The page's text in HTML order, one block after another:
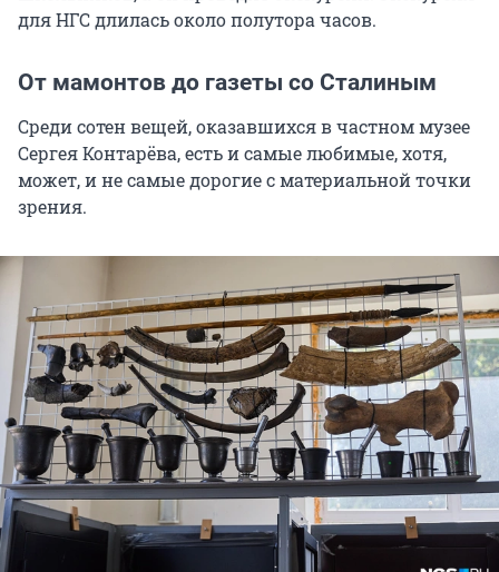
для НГС длилась около полутора часов.
От мамонтов до газеты со Сталиным
Среди сотен вещей, оказавшихся в частном музее
Сергея Контарёва, есть и самые любимые, хотя,
может, и не самые дорогие с материальной точки
зрения.